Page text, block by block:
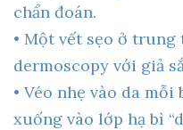
chẩn đoán.
• Một vết sẹo ở
dermoscopy với giả
• Véo nhẹ vào da
xuống vào lớp hạ bì